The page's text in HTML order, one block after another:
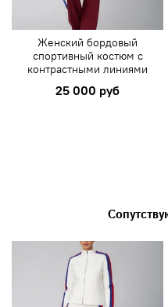
Женский бордовый
спортивный костюм с
контрастными линиями
25 000 руб